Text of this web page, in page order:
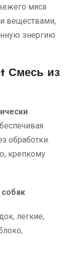
мяса
веществами,
энергию
Смесь из
обработки.
крепкому
легкие,